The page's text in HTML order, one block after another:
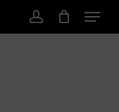
Compte
Menu